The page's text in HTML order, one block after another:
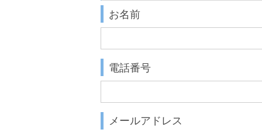
お名前
電話番号
メールアドレス